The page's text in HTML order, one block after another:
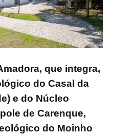
que integra,
do Casal da
e do Núcleo
de Carenque,
do Moinho